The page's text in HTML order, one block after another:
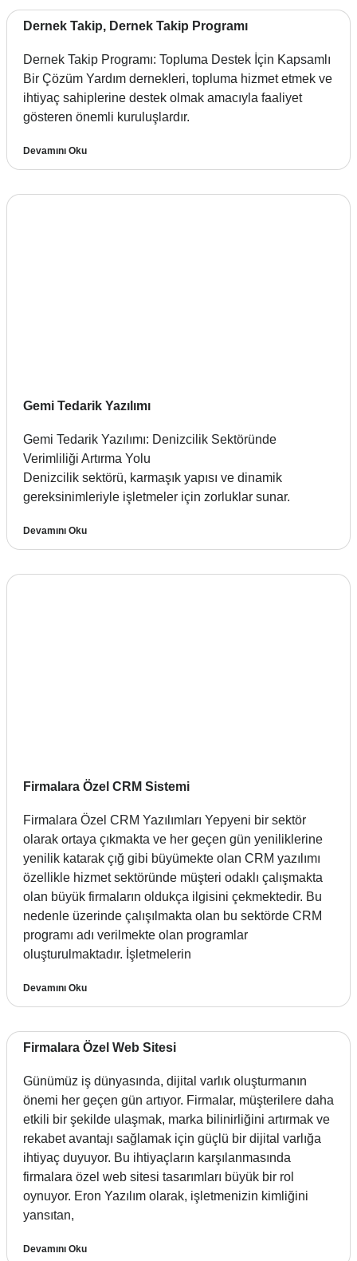
Dernek Takip, Dernek Takip Programı
Dernek Takip Programı: Topluma Destek İçin Kapsamlı
Bir Çözüm Yardım dernekleri, topluma hizmet etmek ve
ihtiyaç sahiplerine destek olmak amacıyla faaliyet
gösteren önemli kuruluşlardır.
Devamını Oku
Gemi Tedarik Yazılımı
Gemi Tedarik Yazılımı: Denizcilik Sektöründe
Verimliliği Artırma Yolu
Denizcilik sektörü, karmaşık yapısı ve dinamik
gereksinimleriyle işletmeler için zorluklar sunar.
Devamını Oku
Firmalara Özel CRM Sistemi
Firmalara Özel CRM Yazılımları Yepyeni bir sektör
olarak ortaya çıkmakta ve her geçen gün yeniliklerine
yenilik katarak çığ gibi büyümekte olan CRM yazılımı
özellikle hizmet sektöründe müşteri odaklı çalışmakta
olan büyük firmaların oldukça ilgisini çekmektedir. Bu
nedenle üzerinde çalışılmakta olan bu sektörde CRM
programı adı verilmekte olan programlar
oluşturulmaktadır. İşletmelerin
Devamını Oku
Firmalara Özel Web Sitesi
Günümüz iş dünyasında, dijital varlık oluşturmanın
önemi her geçen gün artıyor. Firmalar, müşterilere daha
etkili bir şekilde ulaşmak, marka bilinirliğini artırmak ve
rekabet avantajı sağlamak için güçlü bir dijital varlığa
ihtiyaç duyuyor. Bu ihtiyaçların karşılanmasında
firmalara özel web sitesi tasarımları büyük bir rol
oynuyor. Eron Yazılım olarak, işletmenizin kimliğini
yansıtan,
Devamını Oku